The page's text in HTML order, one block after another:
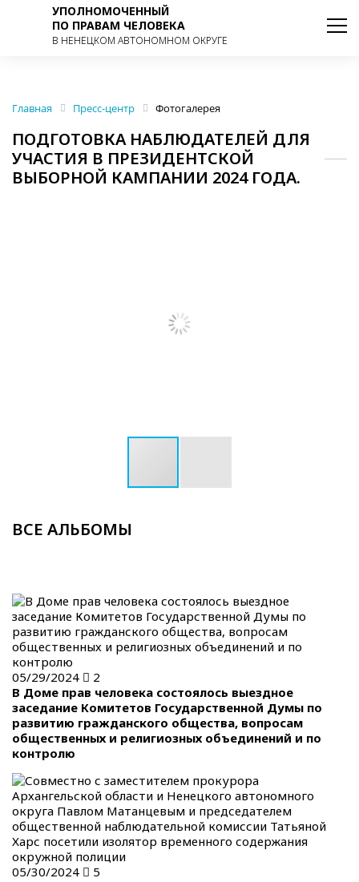
УПОЛНОМОЧЕННЫЙ
ПО ПРАВАМ ЧЕЛОВЕКА
В НЕНЕЦКОМ АВТОНОМНОМ ОКРУГЕ
Главная Пресс-центр Фотогалерея
ПОДГОТОВКА НАБЛЮДАТЕЛЕЙ ДЛЯ
УЧАСТИЯ В ПРЕЗИДЕНТСКОЙ
ВЫБОРНОЙ КАМПАНИИ 2024 ГОДА.
ВСЕ АЛЬБОМЫ
05/29/2024
2
В Доме прав человека состоялось выездное
заседание Комитетов Государственной Думы по
развитию гражданского общества, вопросам
общественных и религиозных объединений и по
контролю
05/30/2024
5